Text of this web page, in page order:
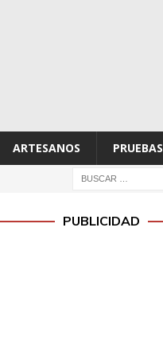
ARTESANOS PRUEBAS
PUBLICIDAD